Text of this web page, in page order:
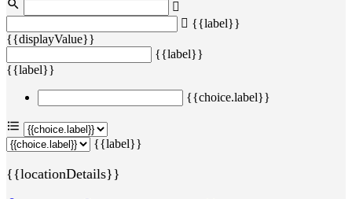
{{label}}
{{displayValue}}
{{label}}
{{label}}
{{choice.label}}
{{label}}
{{locationDetails}}